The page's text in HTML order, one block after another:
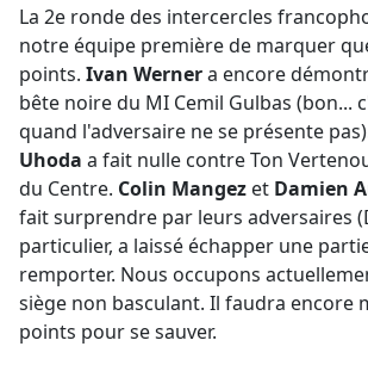
La 2e ronde des intercercles
notre équipe première de marquer
points. Ivan Wernera encore
bête noire du MI Cemil Gulbas (bon...
quand l'adversaire ne se présente
Uhoda a fait nulle contre Ton
du Centre. Colin Mangez et Damien
fait surprendre par leurs adversaires
particulier, a laissé échapper une
remporter. Nous occupons
siège non basculant. Il faudra encore
points pour se sauver.